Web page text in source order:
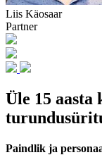
Liis Käosaar
Partner
Üle 15
​Paindlik ja